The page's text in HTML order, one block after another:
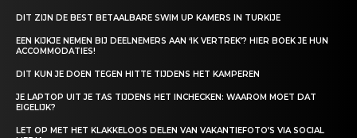
DIT ZIJN DE BEST BETAALBARE SWIM UP KAMERS IN TURKIJE
EEN KIJKJE NEMEN BIJ DEELNEMERS AAN ‘IK VERTREK’? HIER BOEK JE HUN
ACCOMMODATIES!
DIT KUN JE DOEN TEGEN HITTE TIJDENS HET KAMPEREN
JE LAPTOP UIT JE TAS TIJDENS HET INCHECKEN: WAAROM MOET DAT
EIGELIJK?
LET OP MET HET KLAKKELOOS DELEN VAN VAKANTIEFOTO’S VIA SOCIAL